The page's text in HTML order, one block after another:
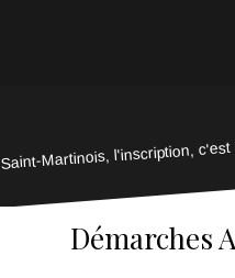
Saint-Martinois, l'inscription,
Démarches